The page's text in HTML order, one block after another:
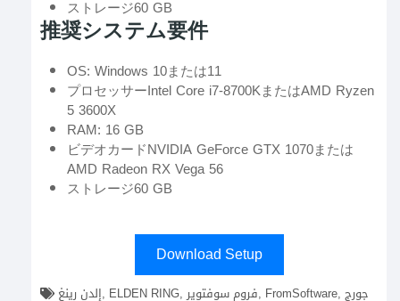
ストレージ60 GB
推奨システム要件
OS: Windows 10または11
プロセッサーIntel Core i7-8700KまたはAMD Ryzen
5 3600X
RAM: 16 GB
ビデオカードNVIDIA GeForce GTX 1070または
AMD Radeon RX Vega 56
ストレージ60 GB
Download Setup